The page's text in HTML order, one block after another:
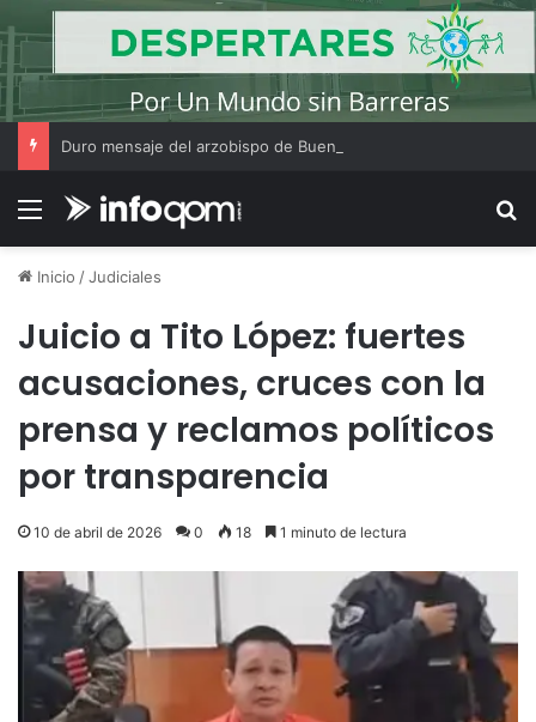
Menú
Inicio /Judiciales
Juicio a Tito López: fuertes
acusaciones, cruces con la
prensa y reclamos políticos
por transparencia
10 de abril de 2026 0 18 1 minuto de lectura